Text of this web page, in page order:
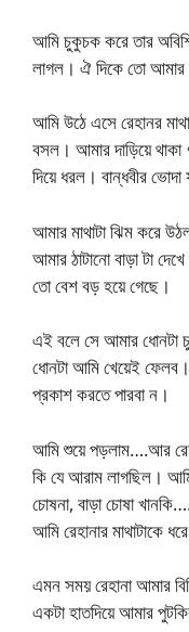
আমি চুকুচক করে তার
লাগল। ঐ দিকে তো
আমি উঠে এসে রেহানর
বসল। আমার দাড়িয়ে থাকা
দিয়ে ধরল। বান্ধবীর
আমার মাথাটা ঝিম করে
আমার ঠাটানো বাড়া টা
তো বেশ বড় হয়ে গেছে।
এই বলে সে আমার
ধোনটা আমি খেয়েই ফেলব।
প্রকাশ করতে পারবা ন।
আমি শুয়ে পড়লাম….আর
কি যে আরাম লাগছিল।
চোষনা, বাড়া চোষা
আমি রেহানার মাথাটাকে
এমন সময় রেহানা আমার
একটা হাতদিয়ে আমার